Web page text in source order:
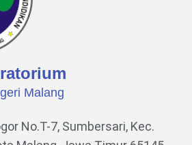
Malang
No.T-7, Sumbersari, Kec.